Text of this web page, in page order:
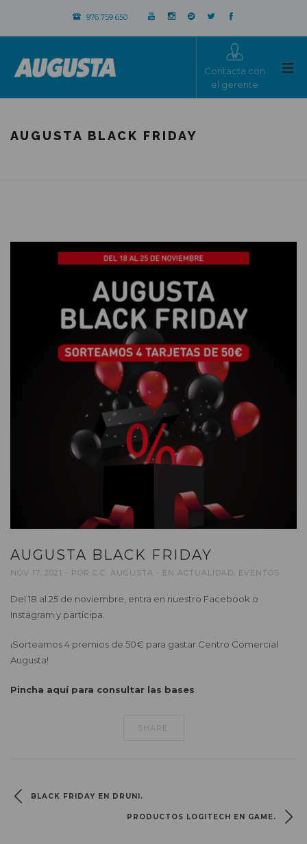
976 759 650
Contacta con
el gerente
AUGUSTA BLACK FRIDAY
AUGUSTA BLACK FRIDAY
NOV 17, 2021 POR C.C. AUGUSTA EN ACTUALIDAD EVENTOS
Del 18 al 25 de noviembre, entra en nuestro Facebook o
Instagram y participa.
¡Sorteamos 4 premios de 50€ para gastar Centro Comercial
Augusta!
Pincha aquí para consultar las bases
SHARE:
BLACK FRIDAY EN DRUNI.
PRODUCTOS LOGITECH EN GAME.